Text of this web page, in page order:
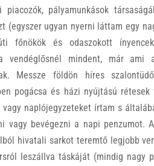
pályamunkások
(egyszer ugyan nyerni láttam egy
főnökök és odaszokott
vendéglősnél mindent, már ami
Messze földön híres
pogácsa és házi nyújtású
naplójegyzeteket írtam s
bevégezni a napi penzumot. A
hivatali sarkot teremtő legjobb
leszállva táskáját (mindig nagy